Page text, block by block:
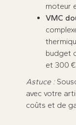
moteur
VMC
budget
et 300
Astuce :
avec votre
coûts et de